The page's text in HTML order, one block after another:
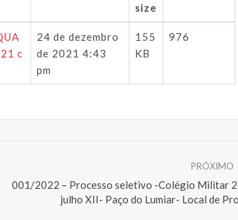
size
c
24 de dezembro
de 2021 4:43
pm
155
KB
976
PRÓXIMO
001/2022 – Processo seletivo -Colégio Militar 2
julho XII- Paço do Lumiar- Local de